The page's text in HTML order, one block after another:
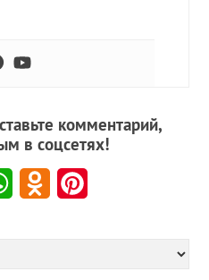
комментарий,
в соцсетях!
WhatsAppOdnoklassniki